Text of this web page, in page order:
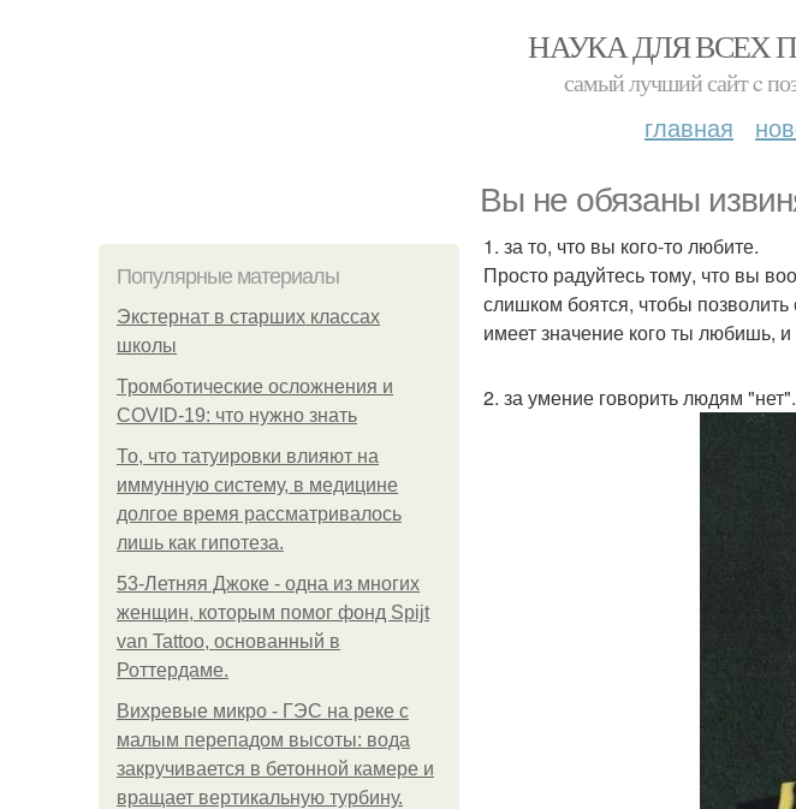
НАУКА ДЛЯ ВСЕХ
самый лучший сайт c
главная
Вы не обязаны
Популярные материалы
Экстернат в старших классах
школы
Тромботические осложнения и
COVID-19: что нужно знать
То, что татуировки влияют на
иммунную систему, в медицине
долгое время рассматривалось
лишь как гипотеза.
53-Летняя Джоке - одна из многих
женщин, которым помог фонд Spijt
van Tattoo, основанный в
Роттердаме.
Вихревые микро - ГЭС на реке с
малым перепадом высоты: вода
закручивается в бетонной камере и
вращает вертикальную турбину.
1. за то, что вы кого-то любите.
Просто радуйтесь тому, что вы
слишком боятся, чтобы
имеет значение кого ты любишь,
2. за умение говорить людям "нет".